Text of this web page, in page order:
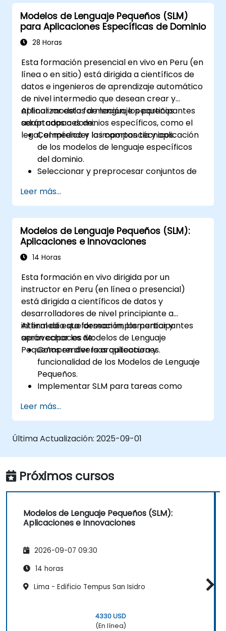
Evaluar y mejorar la eficacia de la
comunicación humano-IA utilizando
métricas adecuadas.
Desplegar interfaces conversacionales
escenarios del mundo real.
Modelos de Lenguaje Pequeños (SLM)
para Aplicaciones Específicas de Dominio
28 Horas
Esta formación presencial en vivo en Peru (en
línea o en sitio) está dirigida a científicos de
datos e ingenieros de aprendizaje automático
de nivel intermedio que desean crear y
aplicar modelos de lenguaje pequeños
adaptados a dominios específicos, como el
legal, el médico y los campos técnicos.
Al finalizar esta formación, los participantes
serán capaces de:
Comprender la importancia y aplicación
de los modelos de lenguaje específicos
del dominio.
Seleccionar y preprocesar conjuntos de
entrenamiento del modelo.
Entrenar y ajustar finamente (fine-tune)
modelos de lenguaje para aplicaciones
específicas del dominio.
Evaluar y establecer puntos de
referencia (benchmarks) de los modelos
dominio.
Desplegar modelos de lenguaje
específicos del dominio en escenarios del
mundo real.
Leer más...
Modelos de Lenguaje Pequeños (SLM):
Aplicaciones e Innovaciones
14 Horas
Esta formación en vivo dirigida por un
instructor en Peru (en línea o presencial)
está dirigida a científicos de datos y
desarrolladores de nivel principiante a
intermedio que desean implementar y
aprovechar los Modelos de Lenguaje
Pequeños en diversas aplicaciones.
Al final de esta formación, los participantes
serán capaces de:
Comprender la arquitectura y
funcionalidad de los Modelos de Lenguaje
Pequeños.
Implementar SLM para tareas como
sentimientos.
Optimizar y ajustar SLM para casos de uso
específicos.
limitados.
Evaluar e interpretar el rendimiento de
los SLM en escenarios del mundo real.
Leer más...
Última Actualización: 2025-09-01
Próximos cursos
Modelos de Lenguaje Pequeños (SLM):
Aplicaciones e Innovaciones
2026-09-07 09:30
14 horas
Lima - Edificio Tempus San Isidro
4330 USD
(En línea)